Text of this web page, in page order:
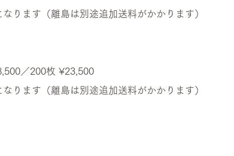
ります（離島は別途追加送料がかかります）
／200枚 ¥23,500
ります（離島は別途追加送料がかかります）